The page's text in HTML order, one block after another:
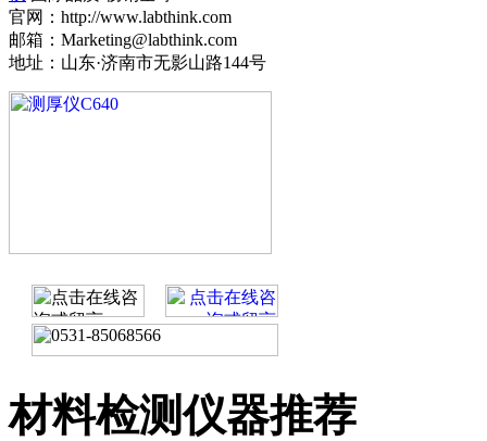
官网：http://www.labthink.com
邮箱：Marketing@labthink.com
地址：山东·济南市无影山路144号
材料检测仪器推荐